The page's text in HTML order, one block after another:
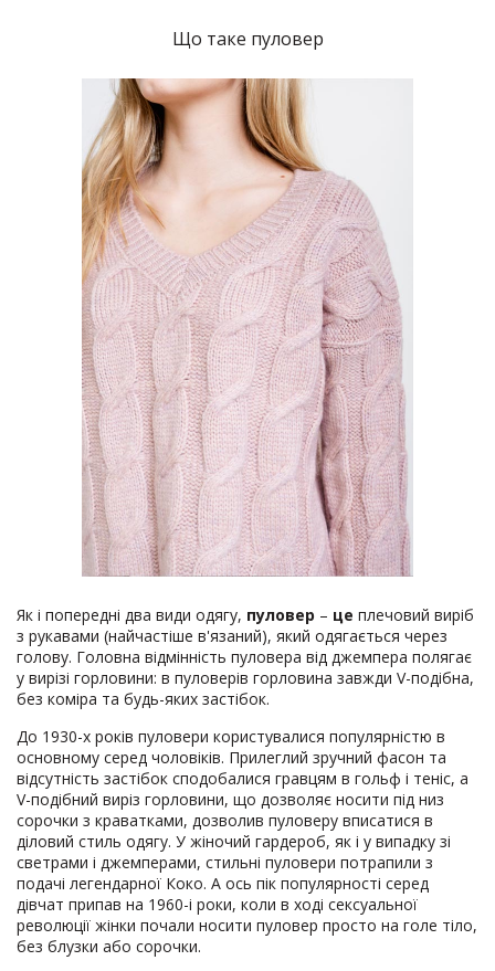
Що таке пуловер
Як і попередні два види одягу, пуловер – це плечовий виріб
з рукавами (найчастіше в'язаний), який одягається через
голову. Головна відмінність пуловера від джемпера полягає
у вирізі горловини: в пуловерів горловина завжди V-подібна,
без коміра та будь-яких застібок.
До 1930-х років пуловери користувалися популярністю в
основному серед чоловіків. Прилеглий зручний фасон та
відсутність застібок сподобалися гравцям в гольф і теніс, а
V-подібний виріз горловини, що дозволяє носити під низ
сорочки з краватками, дозволив пуловеру вписатися в
діловий стиль одягу. У жіночий гардероб, як і у випадку зі
светрами і джемперами, стильні пуловери потрапили з
подачі легендарної Коко. А ось пік популярності серед
дівчат припав на 1960-і роки, коли в ході сексуальної
революції жінки почали носити пуловер просто на голе тіло,
без блузки або сорочки.